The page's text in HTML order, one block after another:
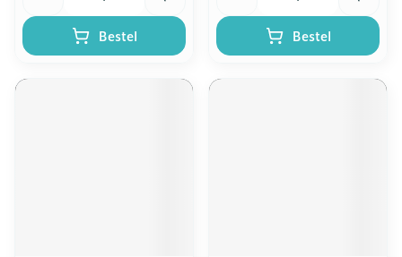
Bestel Bestel